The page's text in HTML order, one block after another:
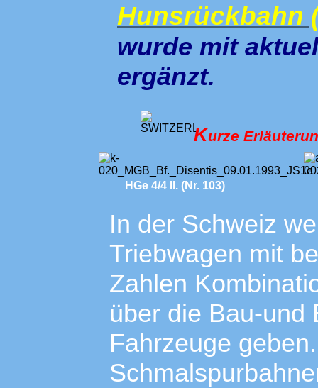
Hunsrückbahn
wurde mit
ergänzt.
Kurze
HGe 4/4 II. (Nr. 103)
In der Schweiz
Triebwagen mit
Zahlen
über die Bau-und
Fahrzeuge